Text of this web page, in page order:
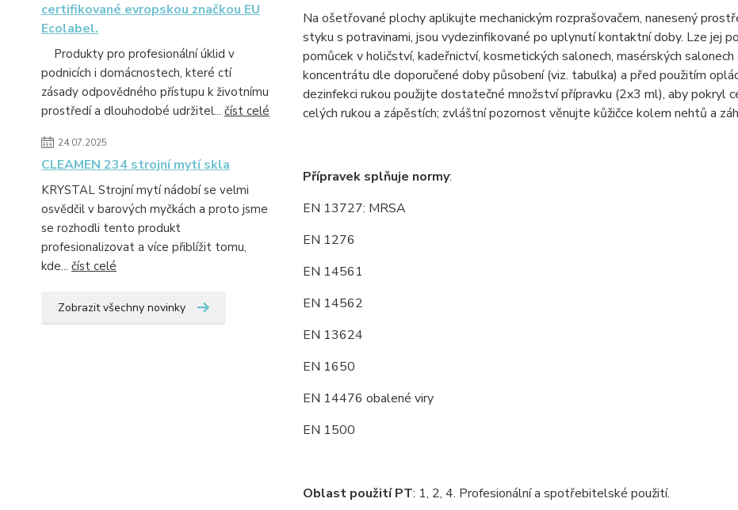
certifikované evropskou značkou EU
Ecolabel.
Produkty pro profesionální úklid v
podnicích i domácnostech, které ctí
zásady odpovědného přístupu k životnímu
prostředí a dlouhodobé udržitel... číst celé
24.07.2025
CLEAMEN 234 strojní mytí skla
KRYSTAL Strojní mytí nádobí se velmi
osvědčil v barových myčkách a proto jsme
se rozhodli tento produkt
profesionalizovat a více přiblížit tomu,
kde... číst celé
Zobrazit všechny novinky
Na ošetřované plochy aplikujte mechanickým rozprašovačem, nanesený
styku s potravinami, jsou vydezinfikované po uplynutí kontaktní doby. Lze jej
pomůcek v holičství, kadeřnictví, kosmetických salonech, masérských
koncentrátu dle doporučené doby působení (viz. tabulka) a před použitím
dezinfekci rukou použijte dostatečné množství přípravku (2x3 ml), aby pokryl
celých rukou a zápěstích; zvláštní pozornost věnujte kůžičce kolem nehtů a
Přípravek splňuje normy:
EN 13727: MRSA
EN 1276
EN 14561
EN 14562
EN 13624
EN 1650
EN 14476 obalené viry
EN 1500
Oblast použití PT: 1, 2, 4. Profesionální a spotřebitelské použití.